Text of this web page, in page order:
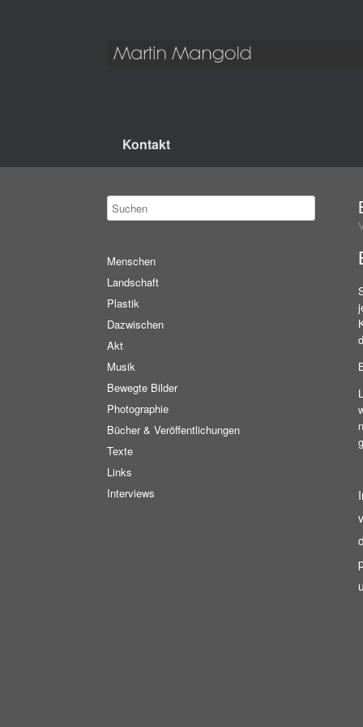
Kontakt
Menschen
Landschaft
Plastik
Dazwischen
Akt
Musik
Bewegte Bilder
Photographie
Bücher & Veröffentlichungen
Texte
Links
Interviews